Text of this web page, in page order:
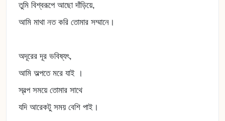
তুমি বিশ্বরূপে আছো দাঁড়িয়ে,
আমি মাথা নত করি তোমার সম্মানে।
অদূরের দূর ভবিষ্যৎ,
আমি অল্পতে মরে যাই ।
স্বল্প সময়ে তোমার সাথে
যদি আরেকটু সময় বেশি পাই।